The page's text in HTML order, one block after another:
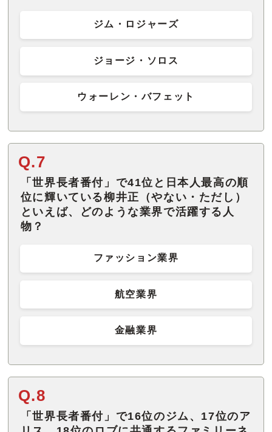
ジム・ロジャーズ
ジョージ・ソロス
ウォーレン・バフェット
Q.7
「世界長者番付」で41位と日本人最高の順
位に輝いている柳井正（やない・ただし）
といえば、どのような業界で活躍する人
物？
ファッション業界
航空業界
金融業界
Q.8
「世界長者番付」で16位のジム、17位のア